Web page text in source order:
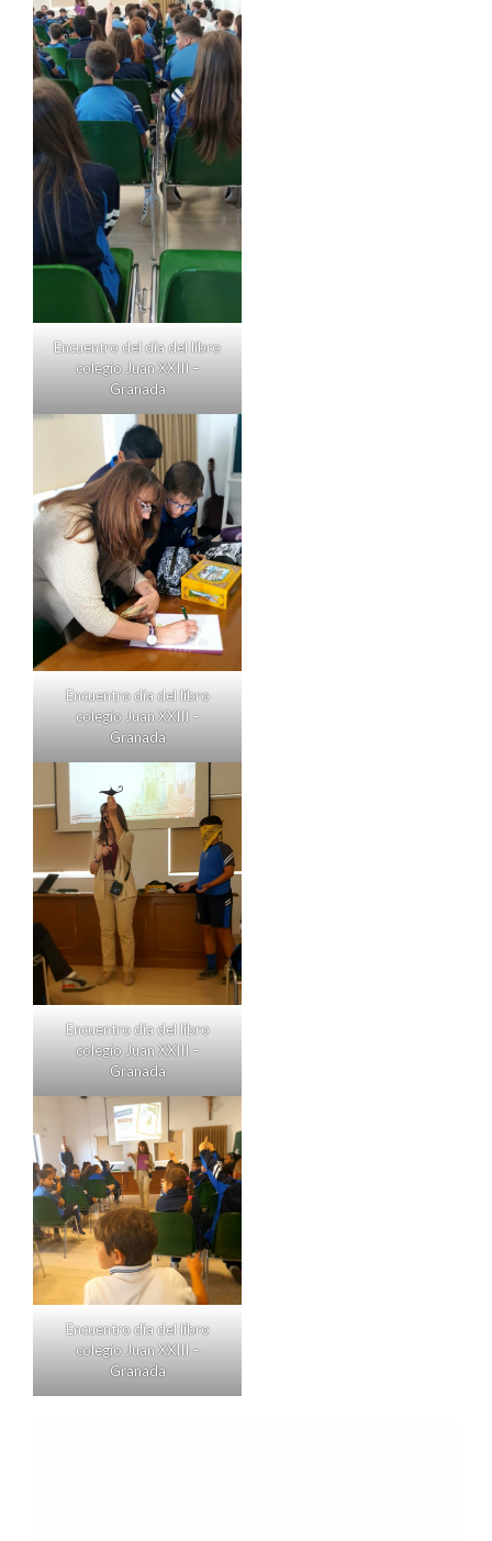
Encuentro del día del libro
colegio Juan XXIII –
Granada
Encuentro día del libro
colegio Juan XXIII –
Granada
Encuentro día del libro
colegio Juan XXIII –
Granada
Encuentro día del libro
colegio Juan XXIII –
Granada